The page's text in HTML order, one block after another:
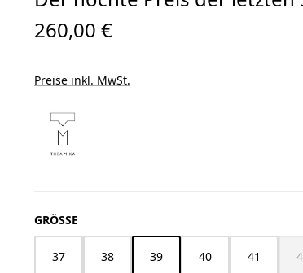
260,00 €
Preise inkl. MwSt.
GRÖSSE AUSWÄHLEN
37 38 39 40 41